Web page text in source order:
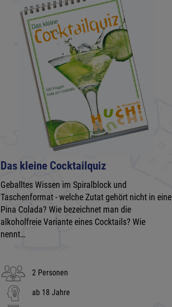
Das kleine Cocktailquiz
Geballtes Wissen im Spiralblock und
Taschenformat - welche Zutat gehört nicht in eine
Pina Colada? Wie bezeichnet man die
alkoholfreie Variante eines Cocktails? Wie
nennt…
2 Personen
ab 18 Jahre